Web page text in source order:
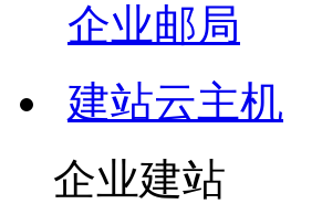
企业邮局
建站云主机
企业建站